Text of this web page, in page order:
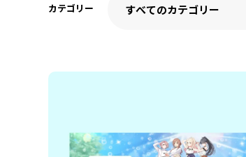
カテゴリー